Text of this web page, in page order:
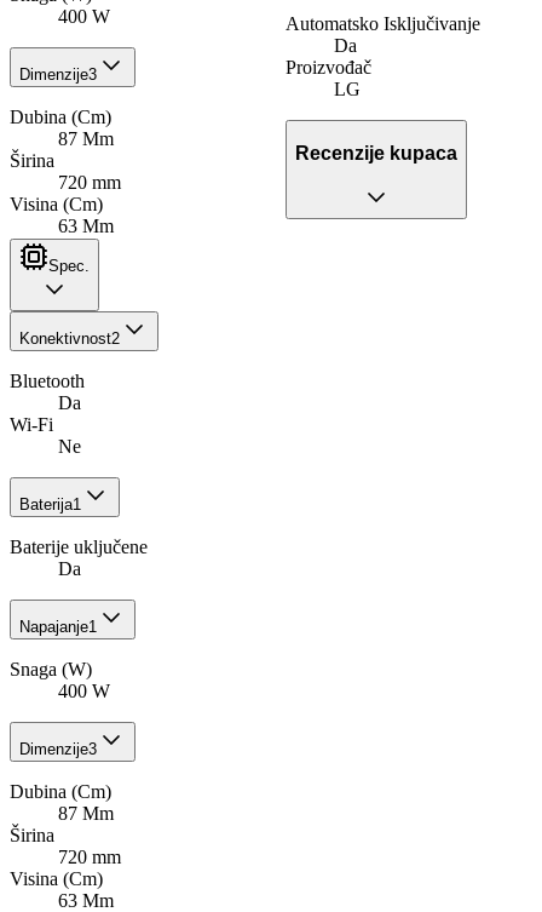
400 W
Dimenzije3
Dubina (Cm)
87 Mm
Širina
720 mm
Visina (Cm)
63 Mm
Automatsko Isključivanje
Da
Proizvođač
LG
Recenzije kupaca
Spec.
Konektivnost2
Bluetooth
Da
Wi-Fi
Ne
Baterija1
Baterije uključene
Da
Napajanje1
Snaga (W)
400 W
Dimenzije3
Dubina (Cm)
87 Mm
Širina
720 mm
Visina (Cm)
63 Mm